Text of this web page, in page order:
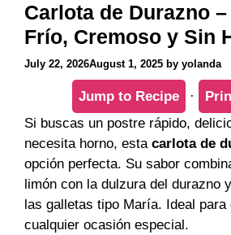
Carlota de Durazno
Frío, Cremoso y Sin
July 22, 2026August 1, 2025 by yolanda
Jump to Recipe ·
Si buscas un postre rápido,
necesita horno, esta carlota de
opción perfecta. Su sabor
limón con la dulzura del durazno
las galletas tipo María. Ideal para
cualquier ocasión especial.